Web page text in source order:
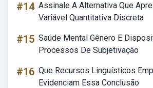
#14 Assinale A Alternativa Que
Variável Quantitativa Discreta
#15 Saúde Mental Gênero E
Processos De Subjetivação
#16 Que Recursos Linguísticos
Evidenciam Essa Conclusão